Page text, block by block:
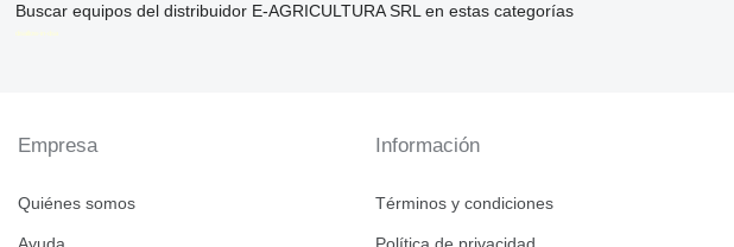
Buscar equipos del distribuidor E-AGRICULTURA SRL en estas categorías
Empresa
Quiénes somos
Información
Términos y condiciones